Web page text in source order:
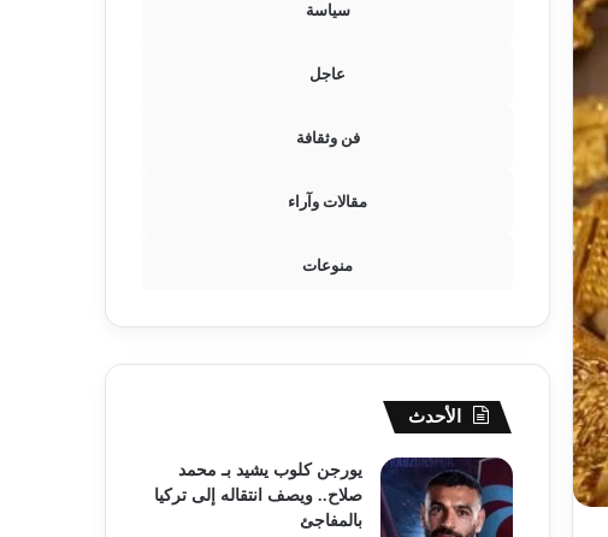
سياسة
عاجل
فن وثقافة
مقالات وآراء
منوعات
الأحدث
يورجن كلوب يشيد بـ محمد
صلاح.. ويصف انتقاله إلى تركيا
بالمفاجئ